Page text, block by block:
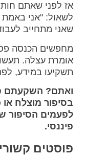
אז לפני שאתם
לשאול: "אני באמת
שאני מתחייב
מחפשים הכנסה
אומרת עצלה.
תשקיעו במידע,
ואתם? השקעתם
בסיפור מוצלח
לפעמים הסיפור
פיננסי.
פוסטים